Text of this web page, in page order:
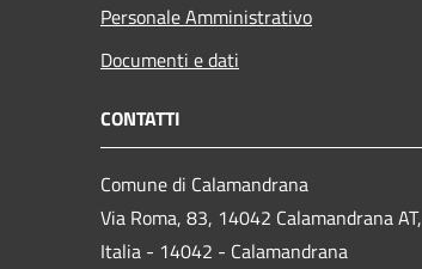
Personale Amministrativo
Documenti e dati
CONTATTI
Comune di Calamandrana
Via Roma, 83, 14042 Calamandrana AT,
Italia - 14042 - Calamandrana